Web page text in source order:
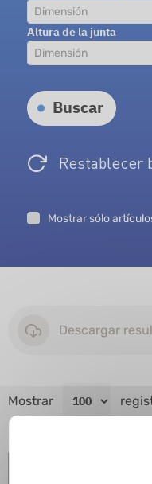
Altura de la junta
Buscar
Restablecer
Mostrar sólo
Descargar
Mostrar
Ø